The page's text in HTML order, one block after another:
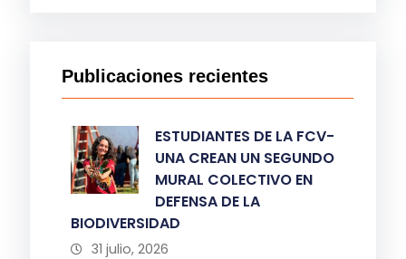
Publicaciones recientes
ESTUDIANTES DE LA FCV-
UNA CREAN UN SEGUNDO
MURAL COLECTIVO EN
DEFENSA DE LA
BIODIVERSIDAD
31 julio, 2026